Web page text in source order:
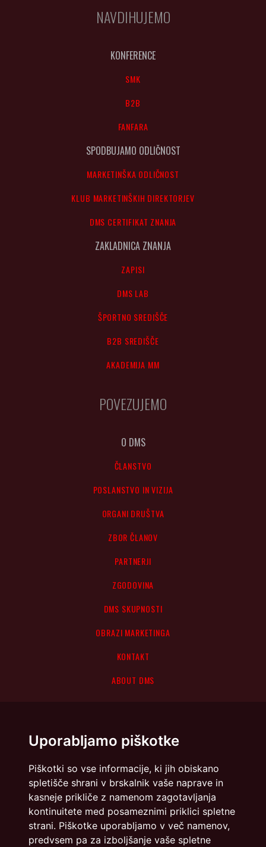
Uporabljamo piškotke
Piškotki so vse informacije, ki jih obiskano
spletišče shrani v brskalnik vaše naprave in
kasneje prikliče z namenom zagotavljanja
kontinuitete med posameznimi priklici spletne
strani. Piškotke uporabljamo v več namenov,
predvsem pa za izboljšanje vaše spletne
NAVDIHUJEMO
KONFERENCE
SMK
B2B
FANFARA
SPODBUJAMO ODLIČNOST
MARKETINŠKA ODLIČNOST
KLUB MARKETINŠKIH DIREKTORJEV
DMS CERTIFIKAT ZNANJA
ZAKLADNICA ZNANJA
ZAPISI
DMS LAB
ŠPORTNO SREDIŠČE
B2B SREDIŠČE
AKADEMIJA MM
POVEZUJEMO
O DMS
ČLANSTVO
POSLANSTVO IN VIZIJA
ORGANI DRUŠTVA
ZBOR ČLANOV
PARTNERJI
ZGODOVINA
DMS SKUPNOSTI
OBRAZI MARKETINGA
KONTAKT
ABOUT DMS